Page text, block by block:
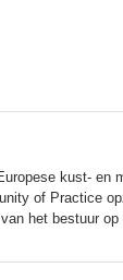
kust-
of Practice
het bestuur